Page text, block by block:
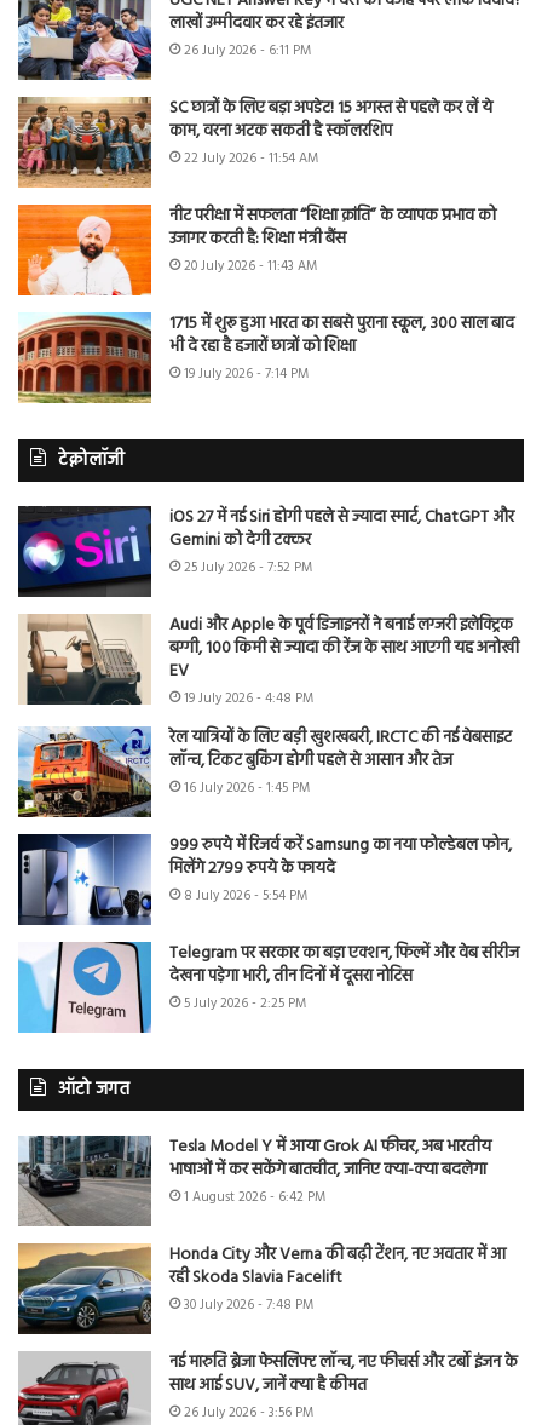
लाखों उम्मीदवार कर रहे इंतजार
26 July 2026 - 6:11 PM
SC छात्रों के लिए बड़ा अपडेट! 15 अगस्त से पहले कर लें ये
काम, वरना अटक सकती है स्कॉलरशिप
22 July 2026 - 11:54 AM
नीट परीक्षा में सफलता “शिक्षा क्रांति” के व्यापक प्रभाव को
उजागर करती है: शिक्षा मंत्री बैंस
20 July 2026 - 11:43 AM
1715 में शुरू हुआ भारत का सबसे पुराना स्कूल, 300 साल बाद
भी दे रहा है हजारों छात्रों को शिक्षा
19 July 2026 - 7:14 PM
टेक्नोलॉजी
iOS 27 में नई Siri होगी पहले से ज्यादा स्मार्ट, ChatGPT और
Gemini को देगी टक्कर
25 July 2026 - 7:52 PM
Audi और Apple के पूर्व डिजाइनरों ने बनाई लग्जरी इलेक्ट्रिक
बग्गी, 100 किमी से ज्यादा की रेंज के साथ आएगी यह अनोखी
EV
19 July 2026 - 4:48 PM
रेल यात्रियों के लिए बड़ी खुशखबरी, IRCTC की नई वेबसाइट
लॉन्च, टिकट बुकिंग होगी पहले से आसान और तेज
16 July 2026 - 1:45 PM
999 रुपये में रिजर्व करें Samsung का नया फोल्डेबल फोन,
मिलेंगे 2799 रुपये के फायदे
8 July 2026 - 5:54 PM
Telegram पर सरकार का बड़ा एक्शन, फिल्में और वेब सीरीज
देखना पड़ेगा भारी, तीन दिनों में दूसरा नोटिस
5 July 2026 - 2:25 PM
ऑटो जगत
Tesla Model Y में आया Grok AI फीचर, अब भारतीय
भाषाओं में कर सकेंगे बातचीत, जानिए क्या-क्या बदलेगा
1 August 2026 - 6:42 PM
Honda City और Verna की बढ़ी टेंशन, नए अवतार में आ
रही Skoda Slavia Facelift
30 July 2026 - 7:48 PM
नई मारुति ब्रेजा फेसलिफ्ट लॉन्च, नए फीचर्स और टर्बो इंजन के
साथ आई SUV, जानें क्या है कीमत
26 July 2026 - 3:56 PM